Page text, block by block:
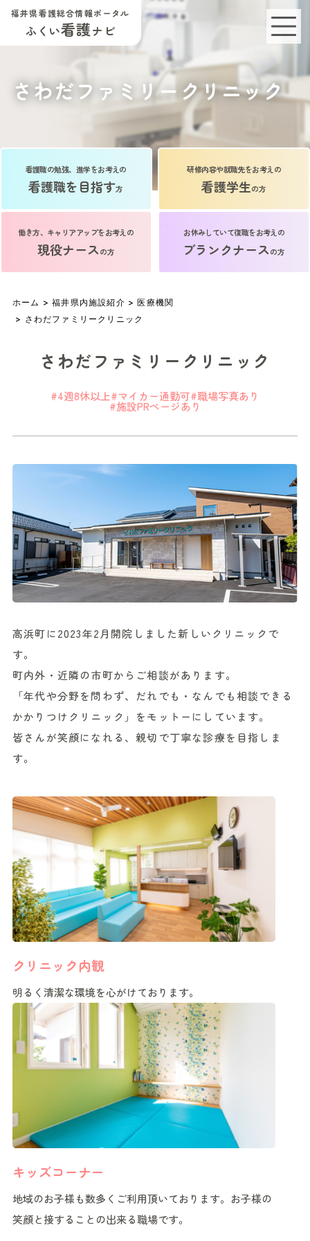
福井県看護総合情報ポータル
ふくい看護ナビ
さわだファミリークリニック
看護職の勉強、進学をお考えの
看護職を目指す方
研修内容や就職先をお考えの
看護学生の方
働き方、キャリアアップをお考えの
現役ナースの方
お休みしていて復職をお考えの
ブランクナースの方
ホーム >福井県内施設紹介 >医療機関
> さわだファミリークリニック
さわだファミリークリニック
#4週8休以上#マイカー通勤可#職場写真あり
#施設PRページあり
高浜町に2023年2月開院しました新しいクリニックで
す。
町内外・近隣の市町からご相談があります。
「年代や分野を問わず、だれでも・なんでも相談できる
かかりつけクリニック」をモットーにしています。
皆さんが笑顔になれる、親切で丁寧な診療を目指しま
す。
クリニック内観
明るく清潔な環境を心がけております。
キッズコーナー
地域のお子様も数多くご利用頂いております。お子様の
笑顔と接することの出来る職場です。